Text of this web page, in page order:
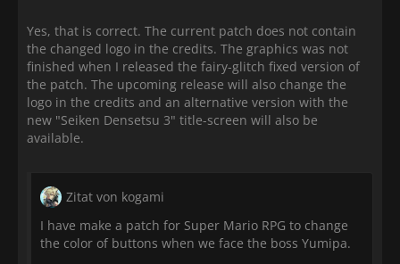
Yes, that is correct. The current patch does not contain
the changed logo in the credits. The graphics was not
finished when I released the fairy-glitch fixed version of
the patch. The upcoming release will also change the
logo in the credits and an alternative version with the
new "Seiken Densetsu 3" title-screen will also be
available.
Zitat von kogami
I have make a patch for Super Mario RPG to change
the color of buttons when we face the boss Yumipa.